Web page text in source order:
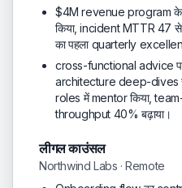
$4M revenue program
किया, incident MTTR 47
का पहला quarterly
cross-functional advice
architecture deep-dives
roles में mentor किया,
throughput 40% बढ़ाया।
लीगल काउंसल
Northwind Labs · Remote